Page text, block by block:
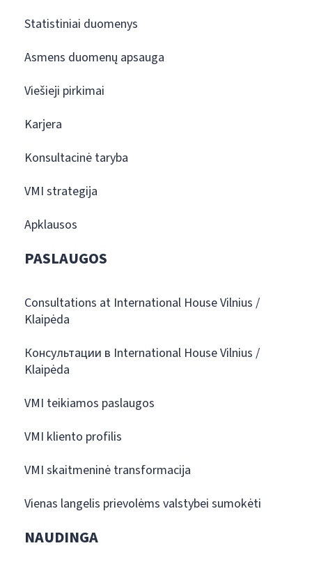
Statistiniai duomenys
Asmens duomenų apsauga
Viešieji pirkimai
Karjera
Konsultacinė taryba
VMI strategija
Apklausos
PASLAUGOS
Consultations at International House Vilnius /
Klaipėda
Консультации в International House Vilnius /
Klaipėda
VMI teikiamos paslaugos
VMI kliento profilis
VMI skaitmeninė transformacija
Vienas langelis prievolėms valstybei sumokėti
NAUDINGA